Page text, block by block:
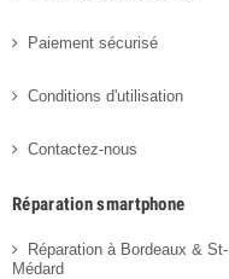
Paiement sécurisé
Conditions d'utilisation
Contactez-nous
Réparation smartphone
Réparation à Bordeaux & St-
Médard